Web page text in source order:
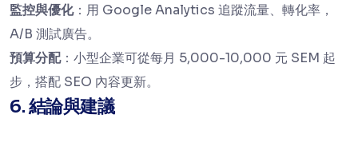
監控與優化：用 Google Analytics 追蹤流量、轉化率，
A/B 測試廣告。
預算分配：小型企業可從每月 5,000-10,000 元 SEM 起
步，搭配 SEO 內容更新。
6. 結論與建議